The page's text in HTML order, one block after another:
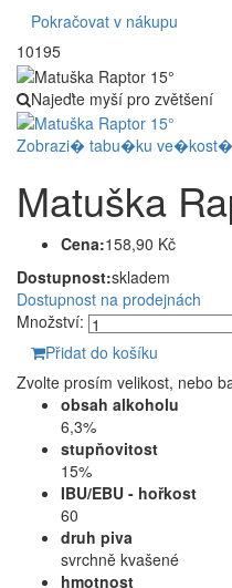
Pokračovat v nákupu
10195
Najeďte myší pro zvětšení
Zobrazi� tabu�ku ve�kost�
Matuška
Cena:158,90 Kč
Dostupnost:skladem
Dostupnost na prodejnách
Množství:
Přidat do košíku
Zvolte prosím velikost, nebo
obsah alkoholu
6,3%
stupňovitost
15%
IBU/EBU - hořkost
60
druh piva
svrchně kvašené
hmotnost